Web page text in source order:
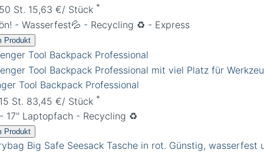
St. 15,63 €/ Stück *
- Wasserfest💦 - Recycling ♻️ - Express
Produkt
Tool Backpack Professional
St. 83,45 €/ Stück *
17'' Laptopfach - Recycling ♻
Produkt